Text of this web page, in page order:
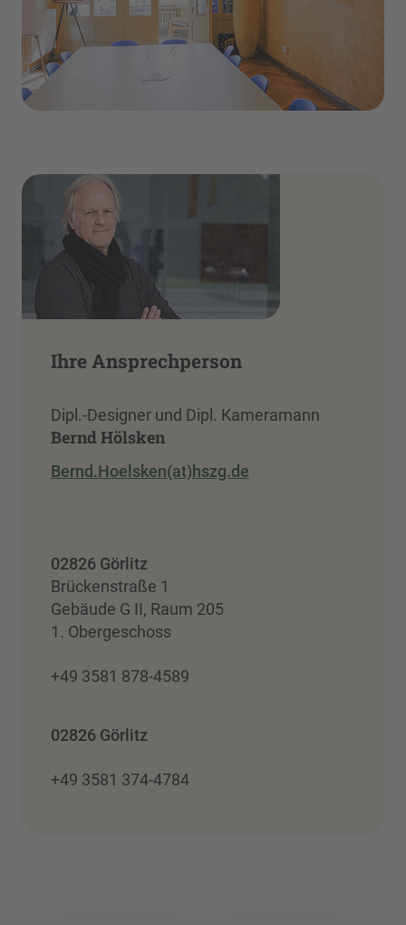
Ihre Ansprechperson
Dipl.-Designer und Dipl. Kameramann
Bernd Hölsken
Bernd.Hoelsken(at)hszg.de
02826 Görlitz
Brückenstraße 1
Gebäude G II, Raum 205
1. Obergeschoss
+49 3581 878-4589
02826 Görlitz
+49 3581 374-4784